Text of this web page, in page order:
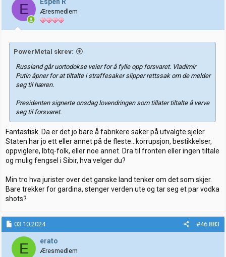
E Æresmedlem
PowerMetal skrev:
Russland går uortodokse veier for å fylle opp forsvaret. Vladimir
Putin åpner for at tiltalte i straffesaker slipper rettssak om de melder
seg til hæren.
Presidenten signerte onsdag lovendringen som tillater tiltalte å verve
seg til forsvaret.
Fantastisk. Da er det jo bare å fabrikere saker på utvalgte sjeler.
Staten har jo ett eller annet på de fleste…korrupsjon, bestikkelser,
oppviglere, lbtq-folk, eller noe annet. Dra til fronten eller ingen tiltale
og mulig fengsel i Sibir, hva velger du?
Min tro hva jurister over det ganske land tenker om det som skjer.
Bare trekker for gardina, stenger verden ute og tar seg et par vodka
shots?
03.10.2024 #46.883
E erato
Æresmedlem